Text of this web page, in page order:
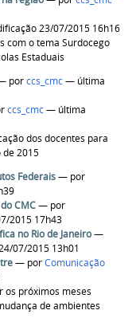
23/07/2015 16h16
com o tema Surdocego
Estaduais
porccs_cmc— última
ccs_cmc— última
dos docentes para
de 2015
Federais— por
CMC— por
2015 17h43
no Rio de Janeiro—
07/2015 13h01
— porComunicação
os próximos meses
de ambientes